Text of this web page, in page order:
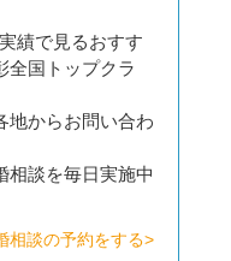
績で見るおすす
全国トップクラ
地からお問い合わ
相談を毎日実施中
相談の予約をする>